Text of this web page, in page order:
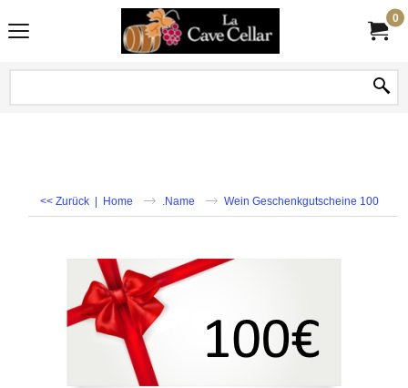
0
<< Zurück | Home .Name Wein Geschenkgutscheine 100